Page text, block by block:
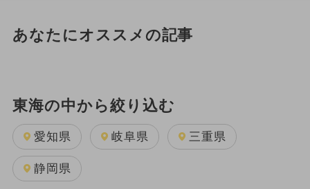
あなたにオススメの記事
東海の中から絞り込む
愛知県 岐阜県 三重県
静岡県